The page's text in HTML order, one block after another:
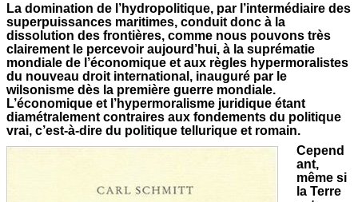
La domination de l’hydropolitique, par l’intermédiaire des
superpuissances maritimes, conduit donc à la
dissolution des frontières, comme nous pouvons très
clairement le percevoir aujourd’hui, à la suprématie
mondiale de l’économique et aux règles hypermoralistes
du nouveau droit international, inauguré par le
wilsonisme dès la première guerre mondiale.
L’économique et l’hypermoralisme juridique étant
diamétralement contraires aux fondements du politique
vrai, c’est-à-dire du politique tellurique et romain.
Cepend
ant,
même si
la Terre